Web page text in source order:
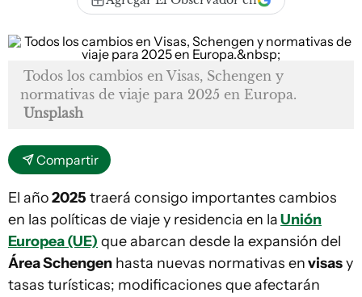
Todos los cambios en Visas, Schengen y
normativas de viaje para 2025 en Europa.
Unsplash
Compartir
El año2025 traerá consigo importantes cambios
en las políticas de viaje y residencia en laUnión
Europea (UE) que abarcan desde la expansión del
Área Schengen hasta nuevas normativas envisasy
tasas turísticas; modificaciones que afectarán